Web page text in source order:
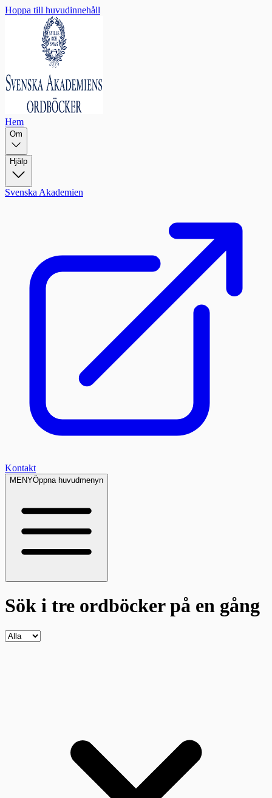
Hoppa till huvudinnehåll
Hem
Om
Hjälp
Svenska Akademien
Kontakt
MENYÖppna huvudmenyn
Sök i tre ordböckerpå en gång